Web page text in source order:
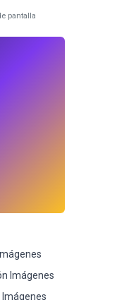
pantalla
Imágenes
Imágenes